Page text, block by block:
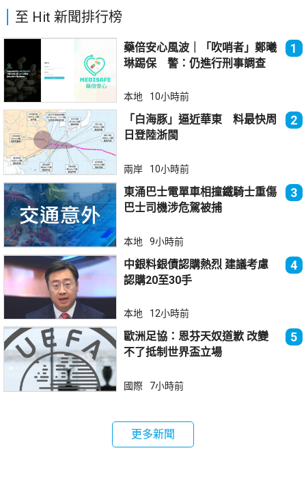
至 Hit 新聞排行榜
藥倍安心風波｜「吹哨者」鄭曦
琳踢保 警：仍進行刑事調查
1
本地 10小時前
「白海豚」逼近華東 料最快周
日登陸浙閩
2
兩岸 10小時前
東涌巴士電單車相撞鐵騎士重傷
巴士司機涉危駕被捕
3
本地 9小時前
中銀料銀債認購熱烈 建議考慮
認購20至30手
4
本地 12小時前
歐洲足協：恩芬天奴道歉 改變
不了抵制世界盃立場
5
國際 7小時前
更多新聞